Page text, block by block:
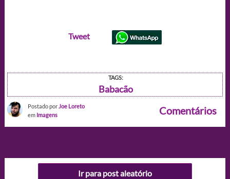
Tweet
TAGS:
Babacão
Postado por Joe Loreto
em Imagens Comentários
Ir para post aleatório